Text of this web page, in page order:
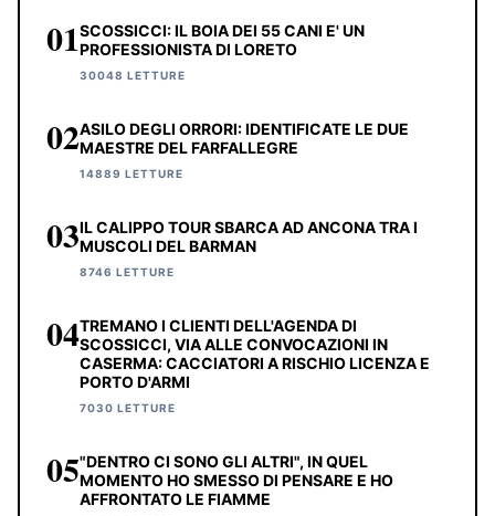
01SCOSSICCI: IL BOIA DEI 55 CANI E' UN
PROFESSIONISTA DI LORETO
30048 LETTURE
02ASILO DEGLI ORRORI: IDENTIFICATE LE DUE
MAESTRE DEL FARFALLEGRE
14889 LETTURE
03IL CALIPPO TOUR SBARCA AD ANCONA TRA I
MUSCOLI DEL BARMAN
8746 LETTURE
04TREMANO I CLIENTI DELL'AGENDA DI
SCOSSICCI, VIA ALLE CONVOCAZIONI IN
CASERMA: CACCIATORI A RISCHIO LICENZA E
PORTO D'ARMI
7030 LETTURE
05"DENTRO CI SONO GLI ALTRI", IN QUEL
MOMENTO HO SMESSO DI PENSARE E HO
AFFRONTATO LE FIAMME